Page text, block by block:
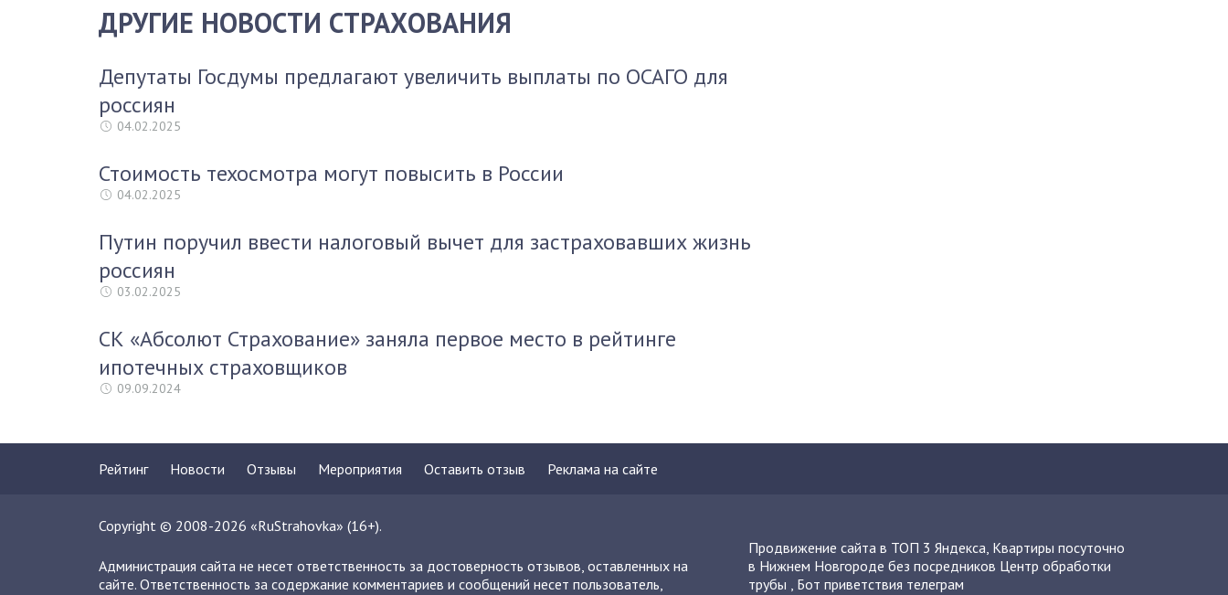
ДРУГИЕ НОВОСТИ СТРАХОВАНИЯ
Депутаты Госдумы предлагают увеличить выплаты по ОСАГО для
россиян
04.02.2025
Стоимость техосмотра могут повысить в России
04.02.2025
Путин поручил ввести налоговый вычет для застраховавших жизнь
россиян
03.02.2025
СК «Абсолют Страхование» заняла первое место в рейтинге
ипотечных страховщиков
09.09.2024
Рейтинг Новости Отзывы Мероприятия Оставить отзыв Реклама на сайте
Copyright © 2008-2026 «RuStrahovka» (16+).
Администрация сайта не несет ответственность за достоверность отзывов, оставленных на
сайте. Ответственность за содержание комментариев и сообщений несет пользователь,
Продвижение сайта в ТОП 3 Яндекса, Квартиры посуточно
в Нижнем Новгороде без посредников Центр обработки
трубы , Бот приветствия телеграм